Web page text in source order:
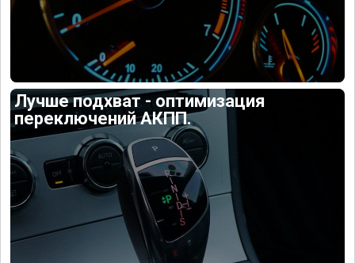
Лучше подхват - оптимизация
переключений АКПП.